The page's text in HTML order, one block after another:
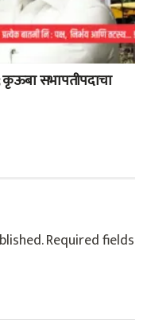
सभापतीपदाचा
Required fields